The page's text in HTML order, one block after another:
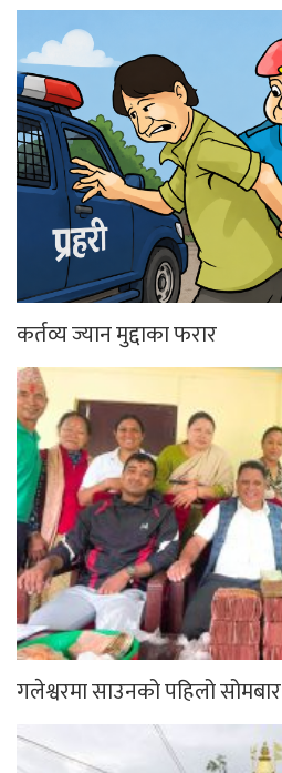
कर्तव्य ज्यान मुद्दाका फरार
गलेश्वरमा साउनको पहिलो सोमबार